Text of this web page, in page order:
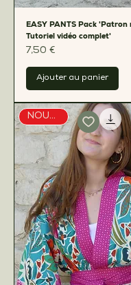
EASY PANTS Pack 'Patron
Tutoriel vidéo complet'
Prix
7,50 €
Ajouter au panier
NOUVEAU